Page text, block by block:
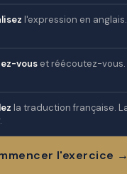
l'expression en
vous et réécoutez-vous.
la traduction française.
l'exercice →